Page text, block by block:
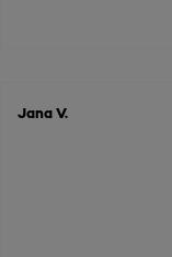
Jana V.